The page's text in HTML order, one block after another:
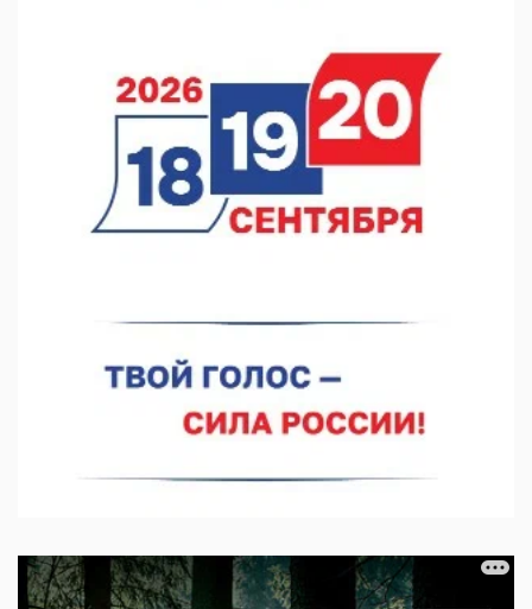
07.08.2026 12:15
В Нижнем Новгороде прошло совещание Росгвардии
07.08.2026 12:04